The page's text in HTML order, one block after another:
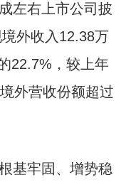
左右上市公司披
外收入12.38万
22.7%，较上年
外营收份额超过
基牢固、增势稳